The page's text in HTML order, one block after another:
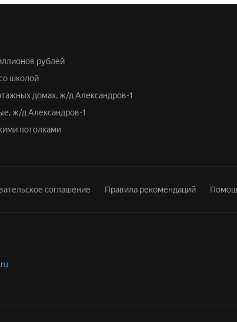
рублей
школой
домах, ж/д Александров-1
ж/д Александров-1
потолками
соглашение Правила рекомендаций